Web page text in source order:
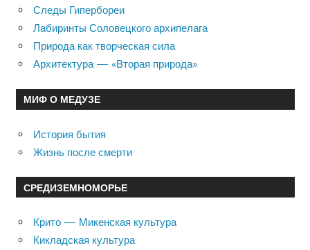
Следы Гипербореи
Лабиринты Соловецкого архипелага
Природа как творческая сила
Архитектура — «Вторая природа»
МИФ О МЕДУЗЕ
История бытия
Жизнь после смерти
СРЕДИЗЕМНОМОРЬЕ
Крито — Микенская культура
Кикладская культура